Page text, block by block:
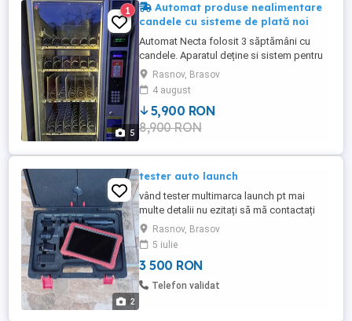
5
1
Automat produse nealimentare
candele cu sisteme de plată noi
Automat Necta folosit 3 săptămâni cu
candele. Aparatul deține si sistem pentru
verificarea produsului vândut. Aparatul
arată și funcționează foarte bine. Are
sistem de plata cu bancnote și monede,
ambele noi cu factură. Nu dă rest.
Rasnov, Brasov
4 august
5,900 RON
8,900 RON
2
tester auto launch
vând tester multimarca launch pt mai
multe detalii nu ezitați să mă contactați
Rasnov, Brasov
5 iulie
3 500 RON
Telefon validat